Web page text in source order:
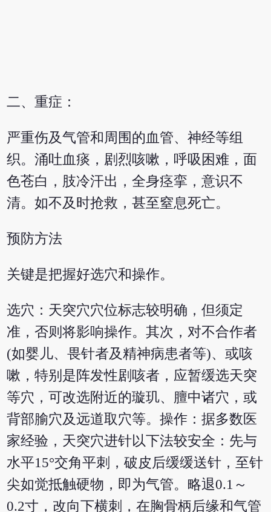
二、重症：
严重伤及气管和周围的血管、神经等组
织。涌吐血痰，剧烈咳嗽，呼吸困难，面
色苍白，肢冷汗出，全身痉挛，意识不
清。如不及时抢救，甚至窒息死亡。
预防方法
关键是把握好选穴和操作。
选穴：天突穴穴位标志较明确，但须定
准，否则将影响操作。其次，对不合作者
(如婴儿、畏针者及精神病患者等)、或咳
嗽，特别是阵发性剧咳者，应暂缓选天突
等穴，可改选附近的璇玑、膻中诸穴，或
背部腧穴及远道取穴等。操作：据多数医
家经验，天突穴进针以下法较安全：先与
水平15°交角平刺，破皮后缓缓送针，至针
尖如觉抵触硬物，即为气管。略退0.1～
0.2寸，改向下横刺，在胸骨柄后缘和气管